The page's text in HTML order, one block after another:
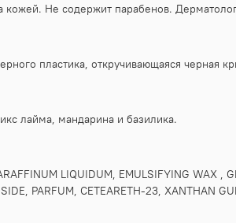
кожей. Не содержит парабенов.
пластика, откручивающаяся черная
лайма, мандарина и базилика.
LIQUIDUM, EMULSIFYING WAX ,
PARFUM, CETEARETH-23, XANTHAN